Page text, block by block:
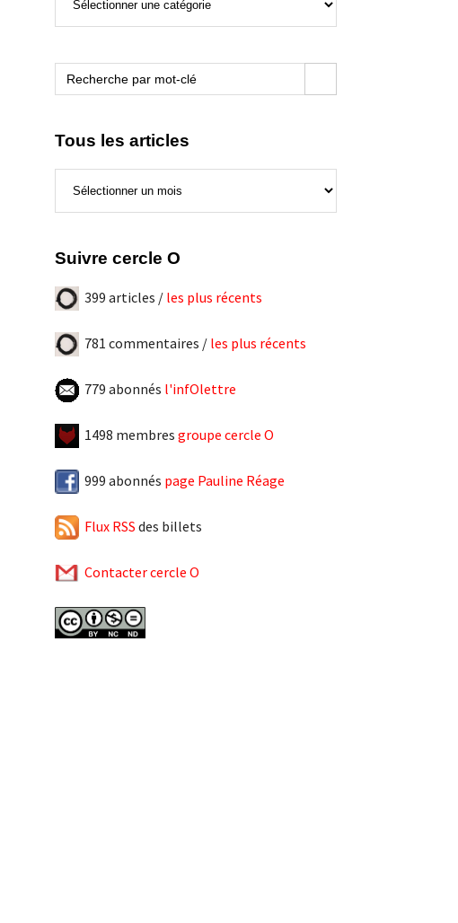
Search
for:
Search Button
Tous les articles
Suivre cercle O
399 articles / les plus récents
781 commentaires / les plus récents
779 abonnés l'infOlettre
1498 membres groupe cercle O
999 abonnés page Pauline Réage
Flux RSS des billets
Contacter cercle O